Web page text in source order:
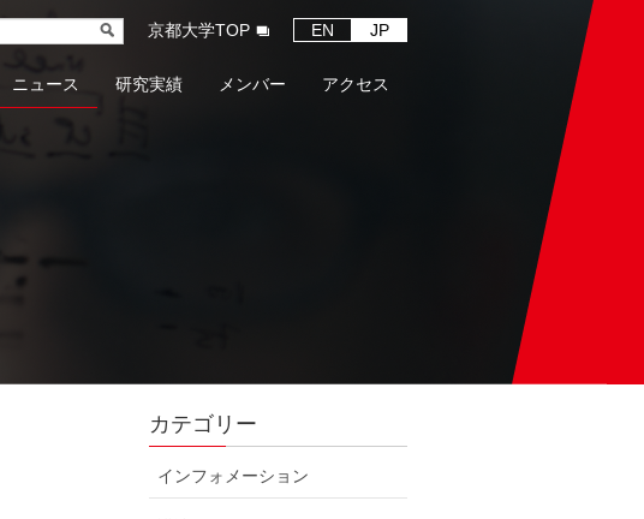
京都大学TOP EN JP
ニュース 研究実績 メンバー アクセス
カテゴリー
インフォメーション